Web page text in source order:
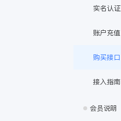
实名认证
账户充值
购买接口
接入指南
会员说明